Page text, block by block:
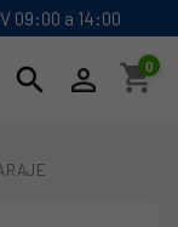
09:00 a 14:00
search  shopping_cart
0